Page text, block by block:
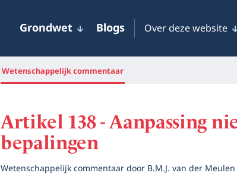
Grondwet Blogs Over deze website
Wetenschappelijk commentaar
Artikel 138 - Aanpassing
bepalingen
Wetenschappelijk commentaar door B.M.J. van der Meulen